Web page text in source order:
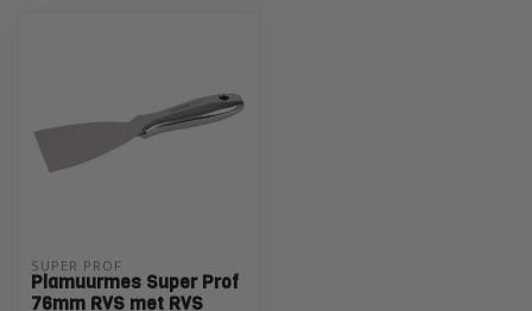
SUPER PROF
Plamuurmes Super Prof
76mm RVS met RVS